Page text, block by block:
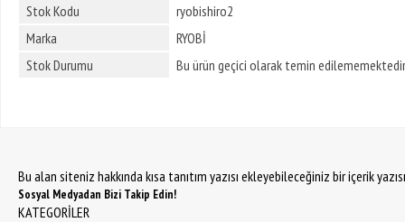
Stok Kodu
ryobishiro2
Marka
RYOBİ
Stok Durumu
Bu ürün geçici olarak temin
Bu alan siteniz hakkında kısa tanıtım yazısı ekleyebileceğiniz bir içerik
Sosyal Medyadan Bizi Takip Edin!
KATEGORİLER